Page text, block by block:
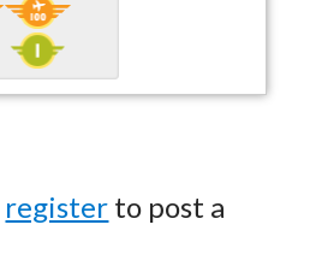
register to post a